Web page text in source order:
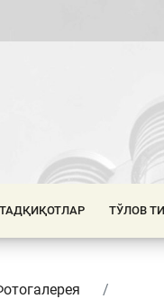
ТАДҚИҚОТЛАР ТЎЛОВ